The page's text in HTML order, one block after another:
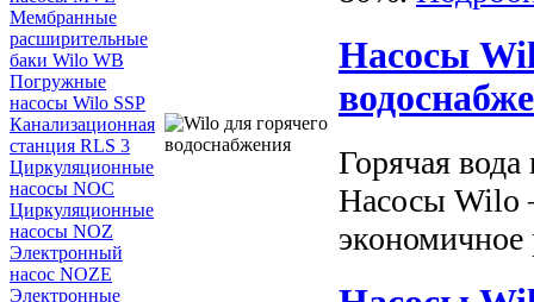
Мембранные
расширительные
баки Wilo WB
Погружные
насосы Wilo SSP
Канализационная
станция RLS 3
Циркуляционные
насосы NOC
Циркуляционные
насосы NOZ
Электронный
насос NOZE
Электронные
Насосы
Горячая вода
Насосы Wilo